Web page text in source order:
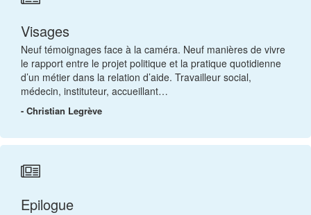
Visages
Neuf témoignages face à la caméra. Neuf manières de vivre
le rapport entre le projet politique et la pratique quotidienne
d’un métier dans la relation d’aide. Travailleur social,
médecin, instituteur, accueillant…
- Christian Legrève
Epilogue